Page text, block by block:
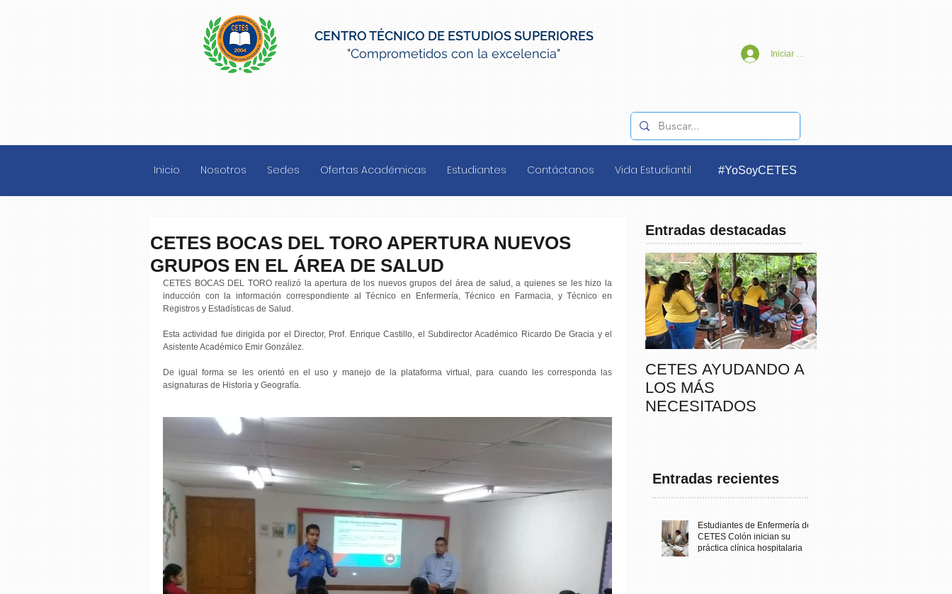
CENTRO TÉCNICO DE ESTUDIOS SUPERIORES
"Comprometidos con la excelencia"
Iniciar sesión
Inicio Nosotros Sedes Ofertas Académicas Estudiantes Contáctanos Vida Estudiantil #YoSoyCETES
CETES BOCAS DEL TORO APERTURA NUEVOS
GRUPOS EN EL ÁREA DE SALUD
CETES BOCAS DEL TORO realizó la apertura de los nuevos grupos del área de salud, a quienes se les hizo la
inducción con la información correspondiente al Técnico en Enfermería, Técnico en Farmacia, y Técnico en
Registros y Estadísticas de Salud.
Esta actividad fue dirigida por el Director, Prof. Enrique Castillo, el Subdirector Académico Ricardo De Gracia y el
Asistente Académico Emir González.
De igual forma se les orientó en el uso y manejo de la plataforma virtual, para cuando les corresponda las
asignaturas de Historia y Geografía.
Entradas destacadas
CETES AYUDANDO A
LOS MÁS
NECESITADOS
Entradas recientes
Estudiantes de Enfermería de
CETES Colón inician su
práctica clínica hospitalaria